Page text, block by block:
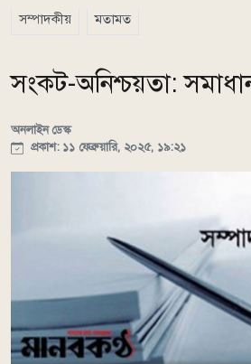
সম্পাদকীয় মতামত
সংকট-অনিশ্চয়তা:
অনলাইন ডেস্ক
প্রকাশ: ১১ ফেব্রুয়ারি, ২০২৫, ১৯:২১